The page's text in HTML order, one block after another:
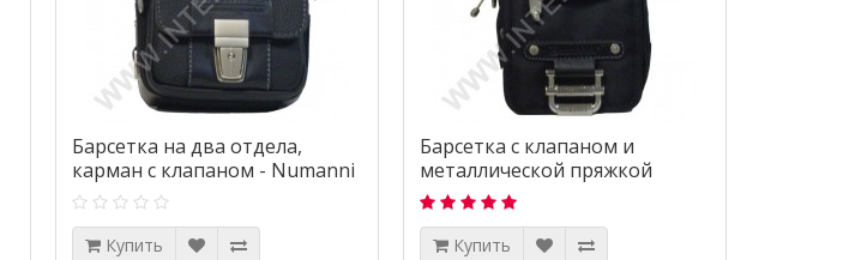
Барсетка на два отдела,
карман с клапаном - Numanni
908
Купить
Барсетка с клапаном и
металлической пряжкой
Numanni 8001
Купить